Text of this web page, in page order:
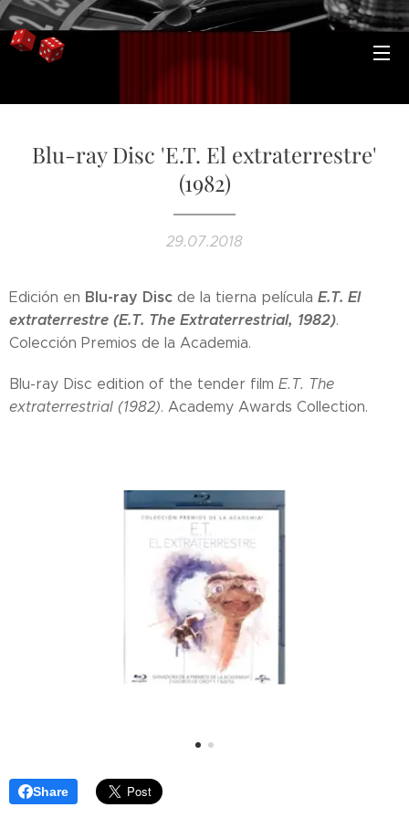
Blu-ray Disc 'E.T. El extraterrestre'
(1982)
29.07.2018
Edición en Blu-ray Disc de la tierna película E.T. El
extraterrestre (E.T. The Extraterrestrial, 1982).
Colección Premios de la Academia.
Blu-ray Disc edition of the tender film E.T. The
extraterrestrial (1982). Academy Awards Collection.
Share